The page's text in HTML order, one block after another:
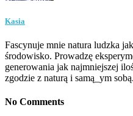
Kasia
Fascynuje mnie natura ludzka
środowisko. Prowadzę
generowania jak najmniejszej
zgodzie z naturą i samą_ym sobą.
No Comments